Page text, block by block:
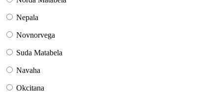
Nepala
Novnorvega
Suda Matabela
Navaha
Okcitana